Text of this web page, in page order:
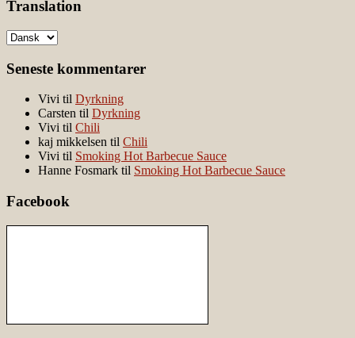
Translation
Seneste kommentarer
Vivi til Dyrkning
Carsten til Dyrkning
Vivi til Chili
kaj mikkelsen til Chili
Vivi til Smoking Hot Barbecue Sauce
Hanne Fosmark til Smoking Hot Barbecue Sauce
Facebook